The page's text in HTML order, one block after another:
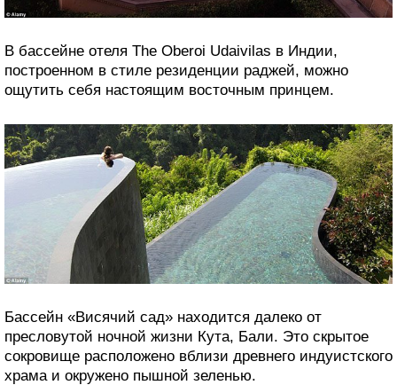
В бассейне отеля The Oberoi Udaivilas в Индии,
построенном в стиле резиденции раджей, можно
ощутить себя настоящим восточным принцем.
Бассейн «Висячий сад» находится далеко от
пресловутой ночной жизни Кута, Бали. Это скрытое
сокровище расположено вблизи древнего индуистского
храма и окружено пышной зеленью.